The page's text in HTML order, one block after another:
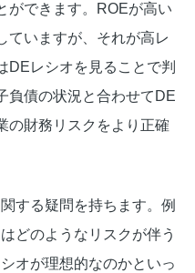
ができます。ROEが高い
ていますが、それが高レ
DEレシオを見ることで判
負債の状況と合わせてDE
の財務リスクをより正確
する疑問を持ちます。例
どのようなリスクが伴う
オが理想的なのかといっ